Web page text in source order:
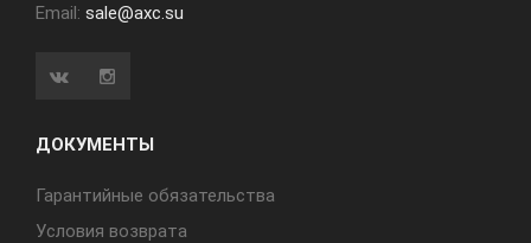
Email: sale@axc.su
ДОКУМЕНТЫ
Гарантийные обязательства
Условия возврата